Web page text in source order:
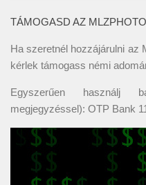
TÁMOGASD AZ
Ha szeretnél hozzájárulni az
kérlek támogass némi
Egyszerűen használj
megjegyzéssel): OTP Bank